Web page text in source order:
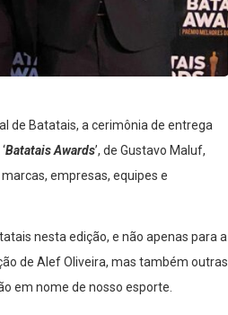
de Batatais, a cerimônia de entrega
Batatais Awards’, de Gustavo Maluf,
empresas, equipes e
nesta edição, e não apenas para a
de Alef Oliveira, mas também outras
em nome de nosso esporte.